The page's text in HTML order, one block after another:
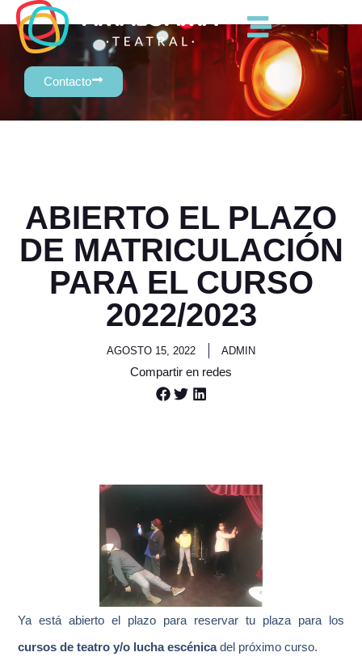
Contacto
ABIERTO EL PLAZO
DE MATRICULACIÓN
PARA EL CURSO
2022/2023
AGOSTO 15, 2022 ADMIN
Compartir en redes
Ya está abierto el plazo para reservar tu plaza para los
cursos de teatro y/o lucha escénicadel próximo curso.